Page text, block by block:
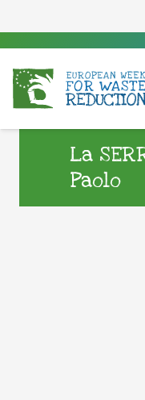
La
Paolo